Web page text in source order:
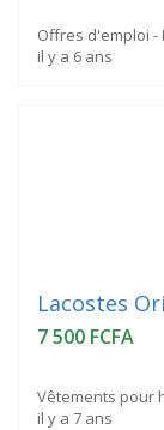
Offres d'emploi -
il y a 6 ans
Lacostes
7 500 FCFA
Vêtements pour
il y a 7 ans